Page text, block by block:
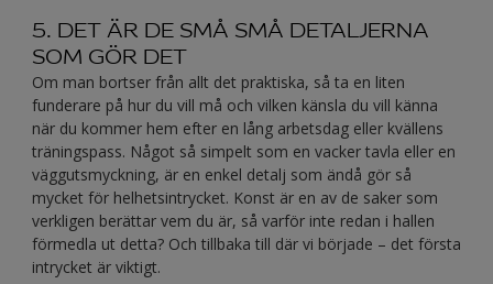
5. DET ÄR DE SMÅ SMÅ DETALJERNA
SOM GÖR DET
Om man bortser från allt det praktiska, så ta en liten
funderare på hur du vill må och vilken känsla du vill känna
när du kommer hem efter en lång arbetsdag eller kvällens
träningspass. Något så simpelt som en vacker tavla eller en
väggutsmyckning, är en enkel detalj som ändå gör så
mycket för helhetsintrycket. Konst är en av de saker som
verkligen berättar vem du är, så varför inte redan i hallen
förmedla ut detta? Och tillbaka till där vi började – det första
intrycket är viktigt.